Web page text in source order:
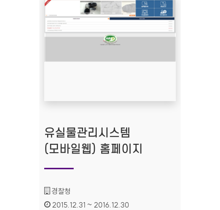
유실물관리시스템
(모바일웹) 홈페이지
기관명 :
경찰청
인증기간 :
2015.12.31 ~ 2016.12.30